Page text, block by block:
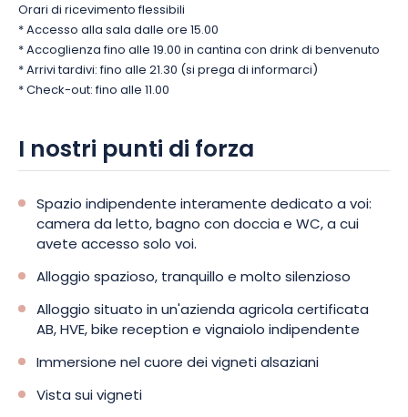
Orari di ricevimento flessibili
* Accesso alla sala dalle ore 15.00
* Accoglienza fino alle 19.00 in cantina con drink di benvenuto
* Arrivi tardivi: fino alle 21.30 (si prega di informarci)
* Check-out: fino alle 11.00
I nostri punti di forza
Spazio indipendente interamente dedicato a voi:
camera da letto, bagno con doccia e WC, a cui
avete accesso solo voi.
Alloggio spazioso, tranquillo e molto silenzioso
Alloggio situato in un'azienda agricola certificata
AB, HVE, bike reception e vignaiolo indipendente
Immersione nel cuore dei vigneti alsaziani
Vista sui vigneti